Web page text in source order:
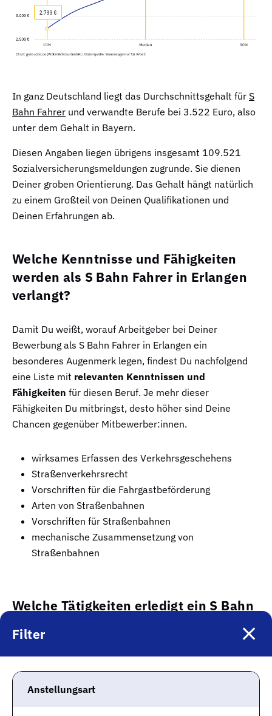
Filter
Anstellungsart
In ganz Deutschland liegt das Durchschnittsgehalt für S
Bahn Fahrer und verwandte Berufe bei 3.522 Euro, also
unter dem Gehalt in Bayern.
Diesen Angaben liegen übrigens insgesamt 109.521
Sozialversicherungsmeldungen zugrunde. Sie dienen
Deiner groben Orientierung. Das Gehalt hängt natürlich
zu einem Großteil von Deinen Qualifikationen und
Deinen Erfahrungen ab.
Welche Kenntnisse und Fähigkeiten
werden als S Bahn Fahrer in Erlangen
verlangt?
Damit Du weißt, worauf Arbeitgeber bei Deiner
Bewerbung als S Bahn Fahrer in Erlangen ein
besonderes Augenmerk legen, findest Du nachfolgend
eine Liste mit relevanten Kenntnissen und
Fähigkeiten für diesen Beruf. Je mehr dieser
Fähigkeiten Du mitbringst, desto höher sind Deine
Chancen gegenüber Mitbewerber:innen.
wirksames Erfassen des Verkehrsgeschehens
Straßenverkehrsrecht
Vorschriften für die Fahrgastbeförderung
Arten von Straßenbahnen
Vorschriften für Straßenbahnen
mechanische Zusammensetzung von
Straßenbahnen
Welche Tätigkeiten erledigt ein S Bahn
Ein Beruf, in dem Du interessante Tätigkeiten ausüben
darfst und immer neu herausgefordert wirst, ist das Ziel
Deiner Jobsuche? Wenn Du als S Bahn Fahrer in
Erlangen arbeitest, kannst Du unter anderem mit